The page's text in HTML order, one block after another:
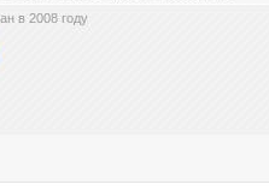
в 2008 году